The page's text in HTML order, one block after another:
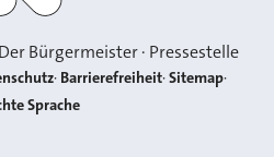
Der Bürgermeister · Pressestelle
Barrierefreiheit Sitemap
Sprache